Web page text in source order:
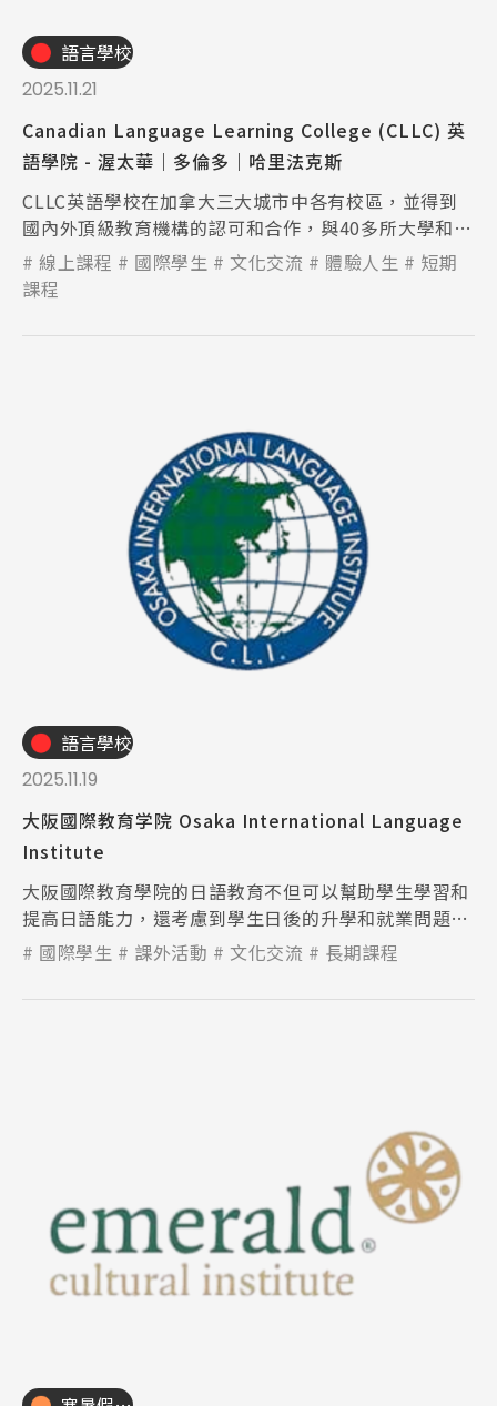
語言學校
2025.11.21
Canadian Language Learning College (CLLC) 英
語學院 - 渥太華｜多倫多｜哈里法克斯
CLLC英語學校在加拿大三大城市中各有校區，並得到
國內外頂級教育機構的認可和合作，與40多所大學和學
院合作夥伴保持著合作關係。
線上課程 國際學生 文化交流 體驗人生
短期
課程
語言學校
2025.11.19
大阪國際教育学院 Osaka International Language
Institute
大阪國際教育學院的日語教育不但可以幫助學生學習和
提高日語能力，還考慮到學生日後的升學和就業問題，
是一所為學生著想的日語學校。
國際學生 課外活動 文化交流 長期課程